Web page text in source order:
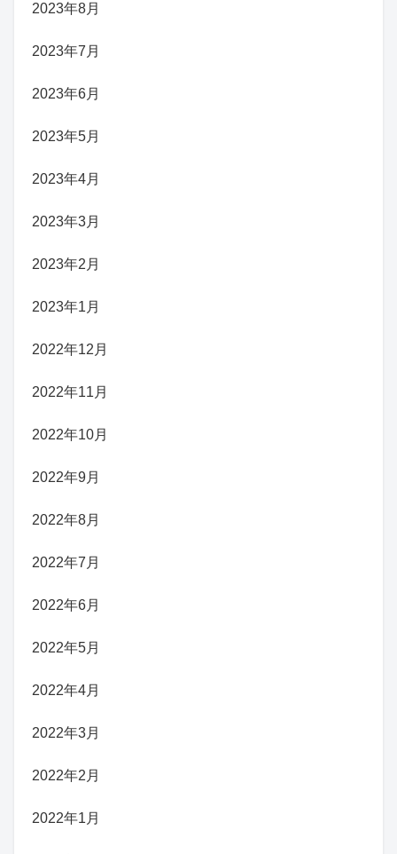
2023年8月
2023年7月
2023年6月
2023年5月
2023年4月
2023年3月
2023年2月
2023年1月
2022年12月
2022年11月
2022年10月
2022年9月
2022年8月
2022年7月
2022年6月
2022年5月
2022年4月
2022年3月
2022年2月
2022年1月